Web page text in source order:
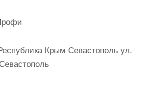
Крым Севастополь ул.